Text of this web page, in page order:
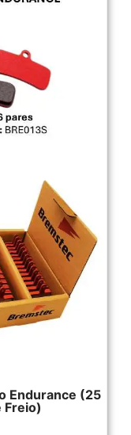
Endurance (25
Freio)